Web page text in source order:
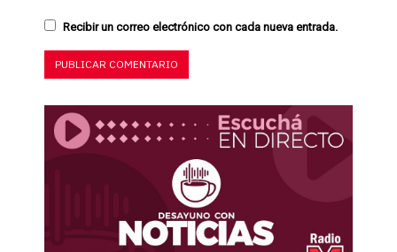
Recibir un correo electrónico con cada nueva entrada.